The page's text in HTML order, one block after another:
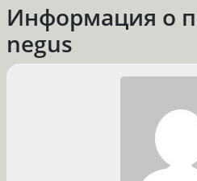
Информация о
negus